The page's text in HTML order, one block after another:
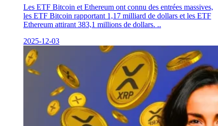
Les ETF Bitcoin et Ethereum ont connu des entrées massives,
les ETF Bitcoin rapportant 1,17 milliard de dollars et les ETF
Ethereum attirant 383,1 millions de dollars. ..
2025-12-03